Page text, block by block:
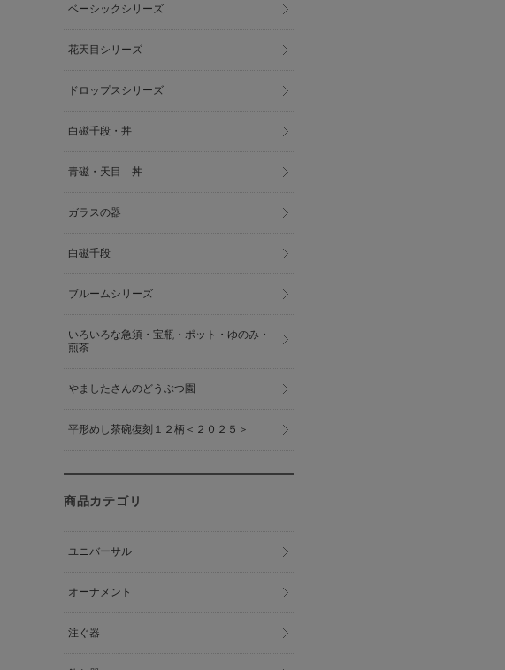
ベーシックシリーズ
花天目シリーズ
ドロップスシリーズ
白磁千段・丼
青磁・天目 丼
ガラスの器
白磁千段
ブルームシリーズ
いろいろな急須・宝瓶・ポット・ゆのみ・
煎茶
やましたさんのどうぶつ園
平形めし茶碗復刻１２柄＜２０２５＞
商品カテゴリ
ユニバーサル
オーナメント
注ぐ器